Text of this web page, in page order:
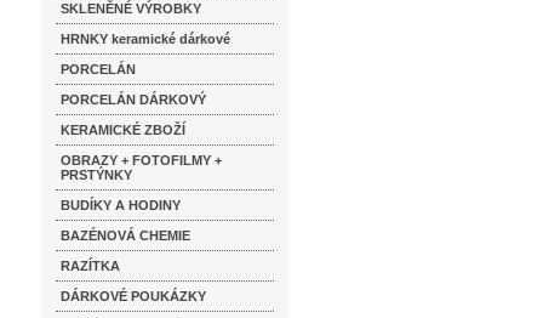
SKLENĚNÉ VÝROBKY
HRNKY keramické dárkové
PORCELÁN
PORCELÁN DÁRKOVÝ
KERAMICKÉ ZBOŽÍ
OBRAZY + FOTOFILMY +
PRSTÝNKY
BUDÍKY A HODINY
BAZÉNOVÁ CHEMIE
RAZÍTKA
DÁRKOVÉ POUKÁZKY